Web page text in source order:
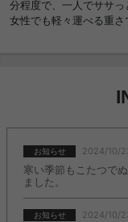
分程度で、一人でササっ
女性でも軽々運べる重さ
お知らせ 2024/10/
寒い季節もこたつで
ました。
お知らせ 2024/10/